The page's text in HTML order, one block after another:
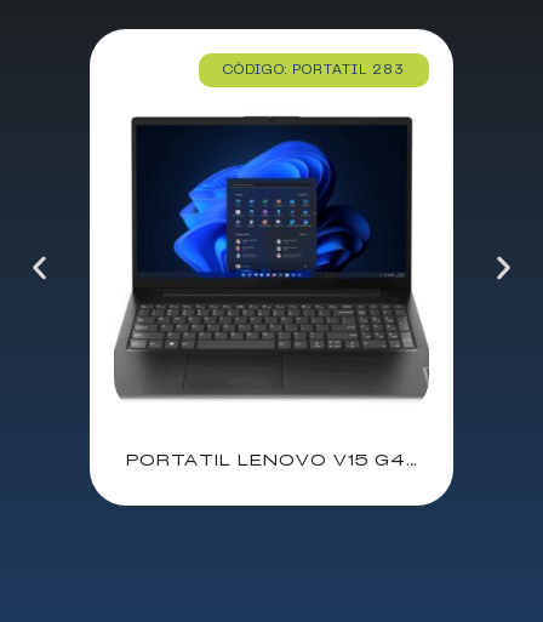
CÓDIGO: PORTATIL 283
PORTATIL LENOVO V15 G4 IAH / I5 13420H 3.4Ghz / 16 GB / SSD 512GB / 15.6″ FHD / WIFI / BLUETOOTH / FREEDOS / 83A100GESP